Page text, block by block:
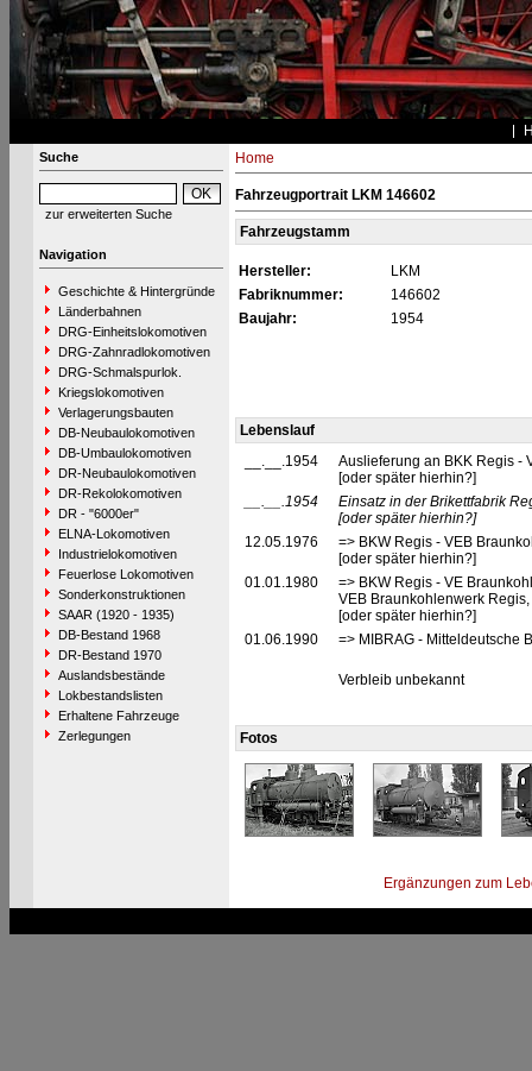
Suche
zur erweiterten Suche
Navigation
Geschichte & Hintergründe
Länderbahnen
DRG-Einheitslokomotiven
DRG-Zahnradlokomotiven
DRG-Schmalspurlok.
Kriegslokomotiven
Verlagerungsbauten
DB-Neubaulokomotiven
DB-Umbaulokomotiven
DR-Neubaulokomotiven
DR-Rekolokomotiven
DR - "6000er"
ELNA-Lokomotiven
Industrielokomotiven
Feuerlose Lokomotiven
Sonderkonstruktionen
SAAR (1920 - 1935)
DB-Bestand 1968
DR-Bestand 1970
Auslandsbestände
Lokbestandslisten
Erhaltene Fahrzeuge
Zerlegungen
Home
Fahrzeugportrait LKM 146602
Fahrzeugstamm
Hersteller:
LKM
Fabriknummer:
146602
Baujahr:
1954
Lebenslauf
__.__.1954
Auslieferung an BKK Regis -
[oder später hierhin?]
__.__.1954
Einsatz in der Brikettfabrik
[oder später hierhin?]
12.05.1976
=> BKW Regis - VEB
[oder später hierhin?]
01.01.1980
=> BKW Regis - VE
VEB Braunkohlenwerk
[oder später hierhin?]
01.06.1990
=> MIBRAG - Mitteldeutsche
Verbleib unbekannt
Fotos
Ergänzungen zum